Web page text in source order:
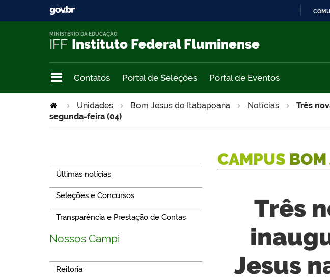
IFF Instituto Federal Fluminense
MINISTÉRIO DA EDUCAÇÃO
Contatos Portal de Seleções Portal de Eventos
Unidades Bom Jesus do Itabapoana Notícias
Três
segunda-feira (04)
Últimas notícias
Seleções e Concursos
Transparência e Prestação de Contas
Nossos Campi
Reitoria
CAMPUS
Três
Jesus